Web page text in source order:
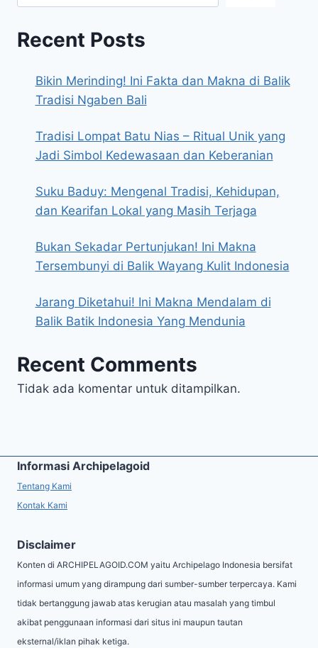
Recent Posts
Bikin Merinding! Ini Fakta dan Makna di Balik
Tradisi Ngaben Bali
Tradisi Lompat Batu Nias – Ritual Unik yang
Jadi Simbol Kedewasaan dan Keberanian
Suku Baduy: Mengenal Tradisi, Kehidupan,
dan Kearifan Lokal yang Masih Terjaga
Bukan Sekadar Pertunjukan! Ini Makna
Tersembunyi di Balik Wayang Kulit Indonesia
Jarang Diketahui! Ini Makna Mendalam di
Balik Batik Indonesia Yang Mendunia
Recent Comments
Tidak ada komentar untuk ditampilkan.
Informasi Archipelagoid
Tentang Kami
Kontak Kami
Disclaimer
Konten di ARCHIPELAGOID.COM yaitu Archipelago Indonesia bersifat
informasi umum yang dirampung dari sumber-sumber terpercaya. Kami
tidak bertanggung jawab atas kerugian atau masalah yang timbul
akibat penggunaan informasi dari situs ini maupun tautan
eksternal/iklan pihak ketiga.